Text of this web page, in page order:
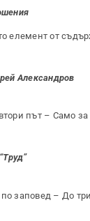
елемент от
Александров
път – Само за
заповед – До